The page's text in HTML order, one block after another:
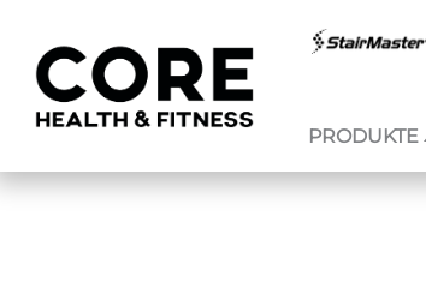
Zum
PRODUKTE